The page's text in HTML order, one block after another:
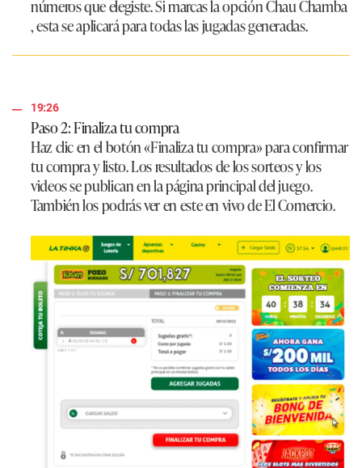
números que elegiste. Si marcas la opción Chau Chamba
, esta se aplicará para todas las jugadas generadas.
19:26
Paso 2: Finaliza tu compra
Haz clic en el botón «Finaliza tu compra» para confirmar
tu compra y listo. Los resultados de los sorteos y los
videos se publican en la página principal del juego.
También los podrás ver en este en vivo de El Comercio.